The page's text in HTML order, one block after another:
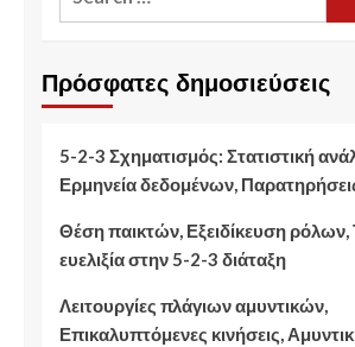
Πρόσφατες δημοσιεύσεις
5-2-3 Σχηματισμός: Στατιστική
Ερμηνεία δεδομένων,
Θέση παικτών, Εξειδίκευση ρόλων,
ευελιξία στην 5-2-3 διάταξη
Λειτουργίες πλάγιων αμυντικών,
Επικαλυπτόμενες κινήσεις,